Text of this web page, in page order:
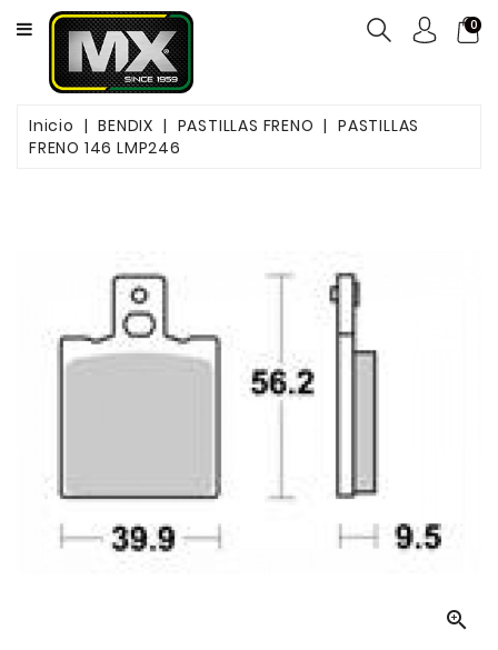
CATEGORY
NEUMÁTICOS
ACEITES
SERVICIOS
0
Inicio BENDIX PASTILLAS FRENO
PASTILLAS
FRENO 146 LMP246
